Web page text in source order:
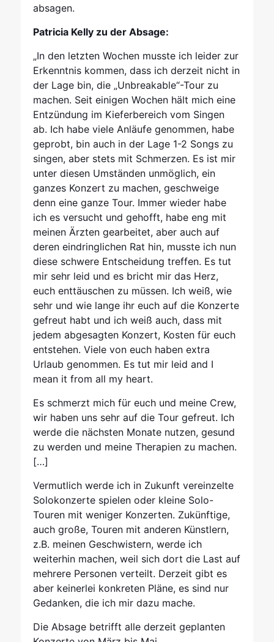
absagen.
Patricia Kelly zu der Absage:
„In den letzten Wochen musste ich leider zur
Erkenntnis kommen, dass ich derzeit nicht in
der Lage bin, die „Unbreakable“-Tour zu
machen. Seit einigen Wochen hält mich eine
Entzündung im Kieferbereich vom Singen
ab. Ich habe viele Anläufe genommen, habe
geprobt, bin auch in der Lage 1-2 Songs zu
singen, aber stets mit Schmerzen. Es ist mir
unter diesen Umständen unmöglich, ein
ganzes Konzert zu machen, geschweige
denn eine ganze Tour. Immer wieder habe
ich es versucht und gehofft, habe eng mit
meinen Ärzten gearbeitet, aber auch auf
deren eindringlichen Rat hin, musste ich nun
diese schwere Entscheidung treffen. Es tut
mir sehr leid und es bricht mir das Herz,
euch enttäuschen zu müssen. Ich weiß, wie
sehr und wie lange ihr euch auf die Konzerte
gefreut habt und ich weiß auch, dass mit
jedem abgesagten Konzert, Kosten für euch
entstehen. Viele von euch haben extra
Urlaub genommen. Es tut mir leid and I
mean it from all my heart.
Es schmerzt mich für euch und meine Crew,
wir haben uns sehr auf die Tour gefreut. Ich
werde die nächsten Monate nutzen, gesund
zu werden und meine Therapien zu machen.
[…]
Vermutlich werde ich in Zukunft vereinzelte
Solokonzerte spielen oder kleine Solo-
Touren mit weniger Konzerten. Zukünftige,
auch große, Touren mit anderen Künstlern,
z.B. meinen Geschwistern, werde ich
weiterhin machen, weil sich dort die Last auf
mehrere Personen verteilt. Derzeit gibt es
aber keinerlei konkreten Pläne, es sind nur
Gedanken, die ich mir dazu mache.
Die Absage betrifft alle derzeit geplanten